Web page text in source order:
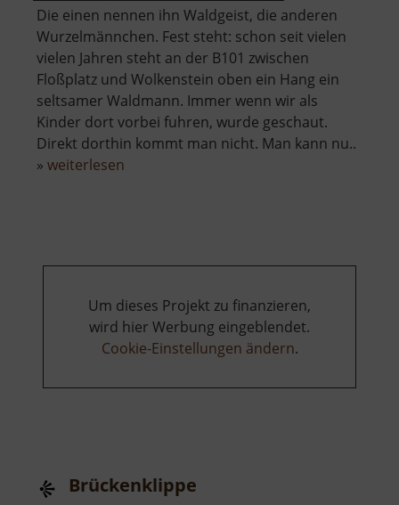
Die einen nennen ihn Waldgeist, die anderen
Wurzelmännchen. Fest steht: schon seit vielen
vielen Jahren steht an der B101 zwischen
Floßplatz und Wolkenstein oben ein Hang ein
seltsamer Waldmann. Immer wenn wir als
Kinder dort vorbei fuhren, wurde geschaut.
Direkt dorthin kommt man nicht. Man kann nu..
» weiterlesen
Um dieses Projekt zu finanzieren,
wird hier Werbung eingeblendet.
Cookie-Einstellungen ändern.
Brückenklippe